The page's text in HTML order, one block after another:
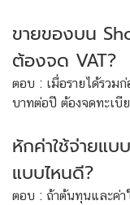
ขายของบน
ต้องจด VAT?
ตอบ : เมื่อรายได้รวม
บาทต่อปี ต้องจดทะเบี
หักค่าใช้จ่ายแ
แบบไหนดี?
ตอบ : ถ้าต้นทุนและค่า